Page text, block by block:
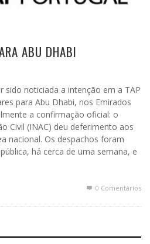
ABU DHABI
sido noticiada a intenção em a TAP
para Abu Dhabi, nos Emirados
a confirmação oficial: o
Civil (INAC) deu deferimento aos
nacional. Os despachos foram
há cerca de uma semana, e
0 Comentários